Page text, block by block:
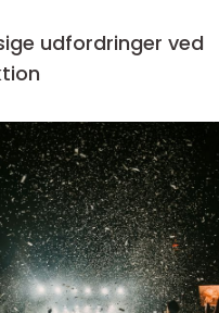
udfordringer ved